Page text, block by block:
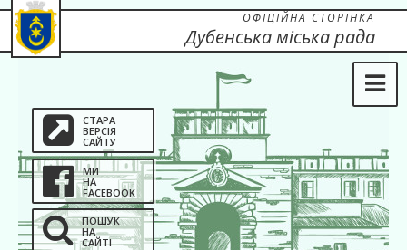
СТАРА
ВЕРСІЯ
САЙТУ
МИ
НА
FACEBOOK
ПОШУК
НА
САЙТІ
ОФІЦІЙНА СТОРІНКА
Дубенська міська рада